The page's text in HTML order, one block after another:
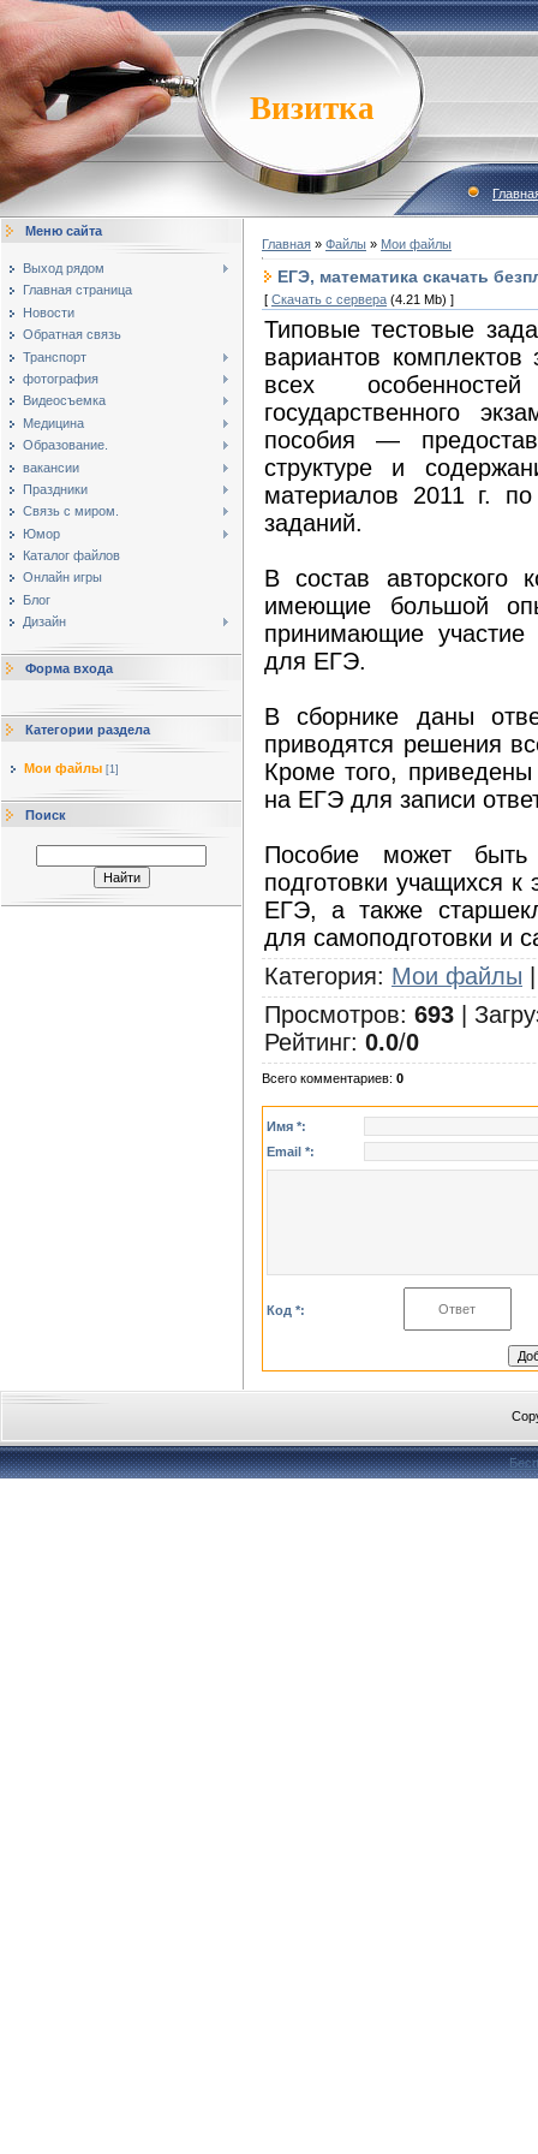
Визитка
Меню сайта
Выход рядом
Главная страница
Новости
Обратная связь
Транспорт
фотография
Видеосъемка
Медицина
Образование.
вакансии
Праздники
Связь с миром.
Юмор
Каталог файлов
Онлайн игры
Блог
Дизайн
Форма входа
Категории раздела
Мои файлы [1]
Поиск
Главная » Файлы » Мои файлы
ЕГЭ, математика скачать
[ Скачать с сервера (4.21 Mb) ]
Типовые тестовые
вариантов
всех
государственного
пособия —
структуре и
материалов 2011 г. по
заданий.
В состав авторского
имеющие большой
принимающие участие
для ЕГЭ.
В сборнике даны
приводятся решения
Кроме того,
на ЕГЭ для записи
Пособие может быть
подготовки учащихся
ЕГЭ, а также
для самоподготовки и
Категория: Мои файлы
Просмотров: 693 |
Рейтинг: 0.0/0
Всего комментариев: 0
Имя *:
Email *:
Код *: